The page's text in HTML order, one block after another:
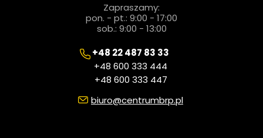
Zapraszamy:
pon. - pt.: 9:00 - 17:00
sob.: 9:00 - 13:00
+48 22 487 83 33
+48 600 333 444
+48 600 333 447
biuro@centrumbrp.pl